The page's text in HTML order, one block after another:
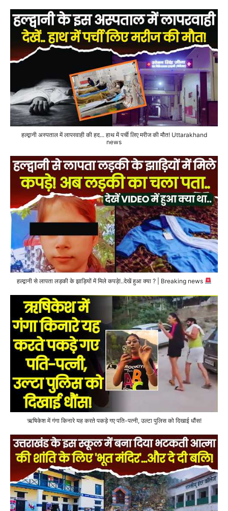
हल्द्वानी अस्पताल में लापरवाही की हद... हाथ में पर्ची लिए मरीज की मौत! Uttarakhand
news
हल्द्वानी से लापता लड़की के झाड़ियों में मिले कपड़े!..देखें हुआ क्या ? | Breaking news
ऋषिकेश में गंगा किनारे यह करते पकड़े गए पति-पत्नी, उल्टा पुलिस को दिखाई धौंस!